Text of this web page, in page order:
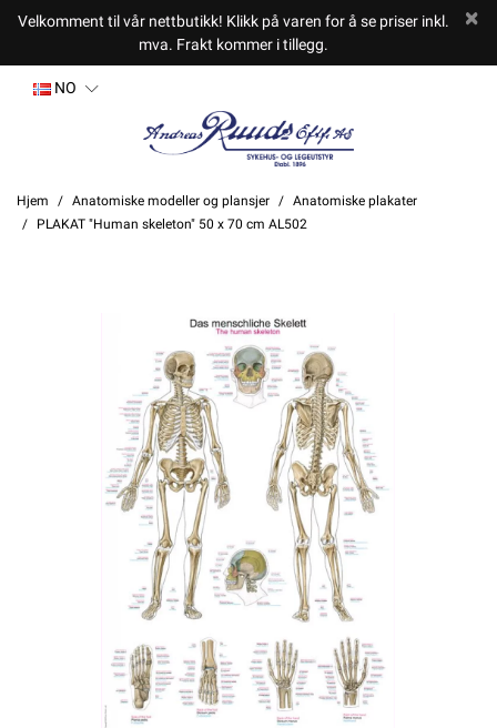
Velkomment til vår nettbutikk! Klikk på varen for å se priser inkl.
mva. Frakt kommer i tillegg.
NO
Hjem Anatomiske modeller og plansjer
Anatomiske plakater
PLAKAT "Human skeleton" 50 x 70 cm AL502